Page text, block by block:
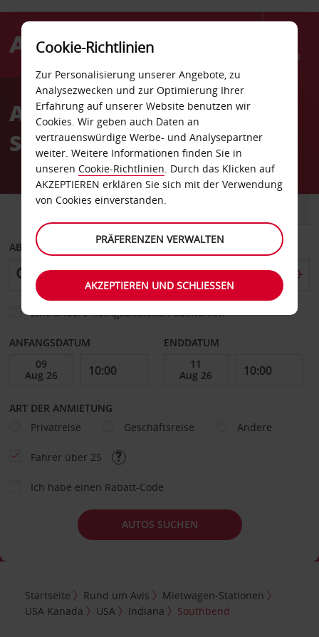
Menü
AvisAutovermietung
Southbend
ABHOLEN VON
Eine andere Rückgabestation auswählen
ANFANGSDATUM ENDDATUM
ART DER ANMIETUNG
Privatreise
Geschäftsreise Andere
Fahrer über 25
Ich habe einen Rabatt-Code
AUTOS SUCHEN
Startseite Rund um Avis
Mietwagen-Stationen
USA Kanada
USA Indiana Southbend
Cookie-Richtlinien
Zur Personalisierung unserer Angebote, zu
Analysezwecken und zur Optimierung Ihrer
Erfahrung auf unserer Website benutzen wir
Cookies. Wir geben auch Daten an
vertrauenswürdige Werbe- und Analysepartner
weiter. Weitere Informationen finden Sie in
unseren Cookie-Richtlinien. Durch das Klicken auf
AKZEPTIEREN erklären Sie sich mit der Verwendung
von Cookies einverstanden.
PRÄFERENZEN VERWALTEN
AKZEPTIEREN UND SCHLIESSEN